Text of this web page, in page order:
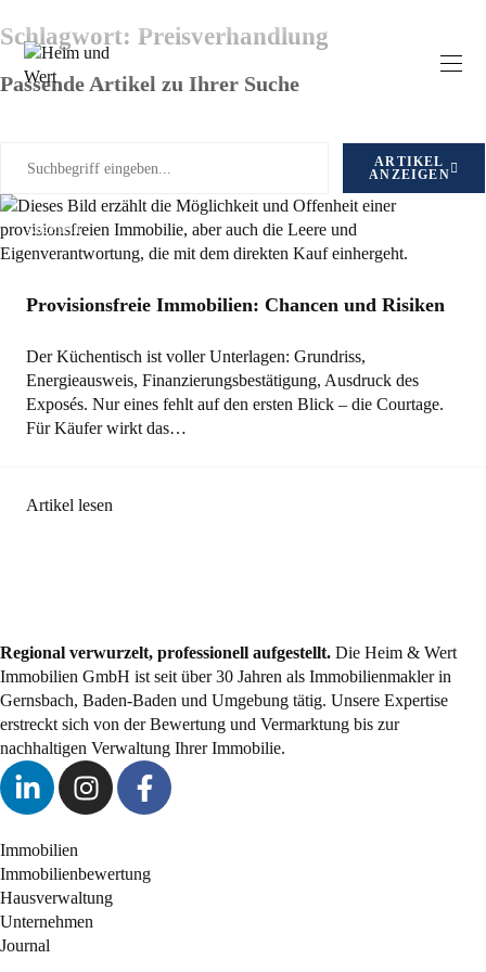
Schlagwort: Preisverhandlung
Passende Artikel zu Ihrer Suche
ARTIKEL
ANZEIGEN
Allgemein
Provisionsfreie Immobilien: Chancen und Risiken
Der Küchentisch ist voller Unterlagen: Grundriss,
Energieausweis, Finanzierungsbestätigung, Ausdruck des
Exposés. Nur eines fehlt auf den ersten Blick – die Courtage.
Für Käufer wirkt das…
Artikel lesen
Regional verwurzelt, professionell aufgestellt. Die Heim & Wert
Immobilien GmbH ist seit über 30 Jahren als Immobilienmaklerin
Gernsbach, Baden-Baden und Umgebung tätig. Unsere Expertise
erstreckt sich von der Bewertung und Vermarktung bis zur
nachhaltigen Verwaltung Ihrer Immobilie.
Immobilien
Immobilienbewertung
Hausverwaltung
Unternehmen
Journal